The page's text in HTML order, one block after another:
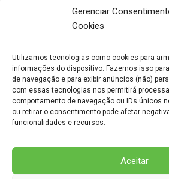
Gerenciar
Cookies
Utilizamos tecnologias como cookies para
informações do dispositivo. Fazemos isso
de navegação e para exibir anúncios (não)
com essas tecnologias nos permitirá
comportamento de navegação ou IDs únicos
ou retirar o consentimento pode afetar
funcionalidades e recursos.
Aceitar
quem está convertendo e por
panorama completo do
final.
Para campanhas locais, o GA4
únicos sobre localização
visitantes, horários de maior
pode identificar que seus
preferem navegar pelo celular